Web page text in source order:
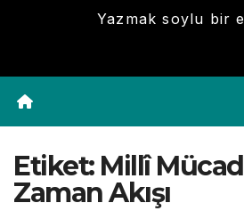
Yazmak soylu bir
Etiket: Millî
Zaman Akışı